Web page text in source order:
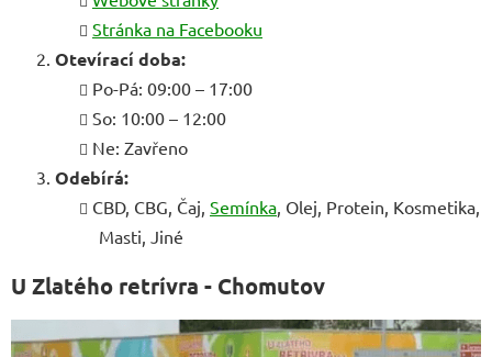
Stránka na Facebooku
Otevírací doba:
Po-Pá: 09:00 – 17:00
So: 10:00 – 12:00
Ne: Zavřeno
Odebírá:
CBD, CBG, Čaj, Semínka, Olej, Protein, Kosmetika,
Masti, Jiné
U Zlatého retrívra - Chomutov